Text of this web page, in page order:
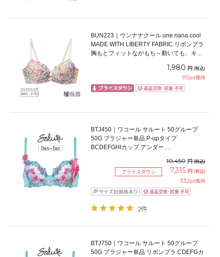
BUN223｜ウンナナクール une nana cool
MADE WITH LIBERTY FABRIC リボンブラ
胸もとフィットながもち～動いても、キレ
1,980 円 (税込)
90pt獲得
BTJ450｜ワコール サルート 50グループ
50G ブラジャー単品 P-upタイプ
BCDEFGHIカップ アンダー
10,450 円(税込)
プライスダウン 7,315 円 (税込)
332pt獲得
2件
BTJ750｜ワコール サルート 50グループ
50G ブラジャー単品 リボンブラ CDEFGカ